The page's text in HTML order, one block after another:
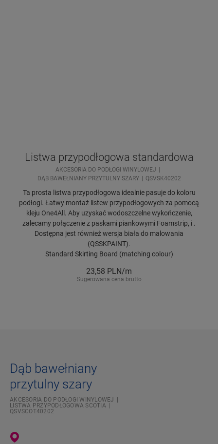
Listwa przypodłogowa standardowa
AKCESORIA DO PODŁOGI WINYLOWEJ
DĄB BAWEŁNIANY PRZYTULNY SZARY
QSVSK40202
Ta prosta listwa przypodłogowa idealnie pasuje do koloru
podłogi. Łatwy montaż listew przypodłogowych za pomocą
kleju One4All. Aby uzyskać wodoszczelne wykończenie,
zalecamy połączenie z paskami piankowymi Foamstrip, i .
Dostępna jest również wersja biała do malowania
(QSSKPAINT).
Standard Skirting Board (matching colour)
23,58 PLN/m
Sugerowana cena brutto
Dąb bawełniany
przytulny szary
AKCESORIA DO PODŁOGI WINYLOWEJ
LISTWA PRZYPODŁOGOWA SCOTIA
QSVSCOT40202